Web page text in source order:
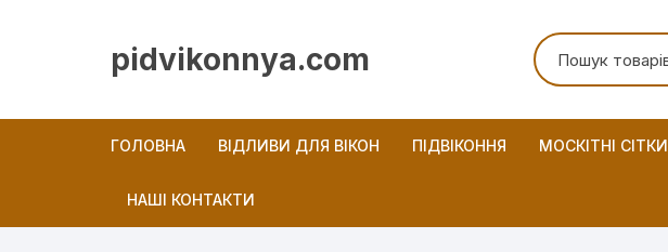
pidvikonnya.com
ГОЛОВНА ВІДЛИВИ ДЛЯ ВІКОН ПІДВІКОННЯ МОСКІТНІ СІТКИ
НАШІ КОНТАКТИ